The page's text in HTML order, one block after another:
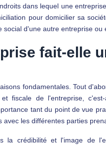
dans lequel une
pour domicilier sa
d'une autre entreprise
fait-elle
fondamentales. Tout
fiscale de l'entreprise,
tant du point de vue
les différentes parties
la crédibilité et l'image de